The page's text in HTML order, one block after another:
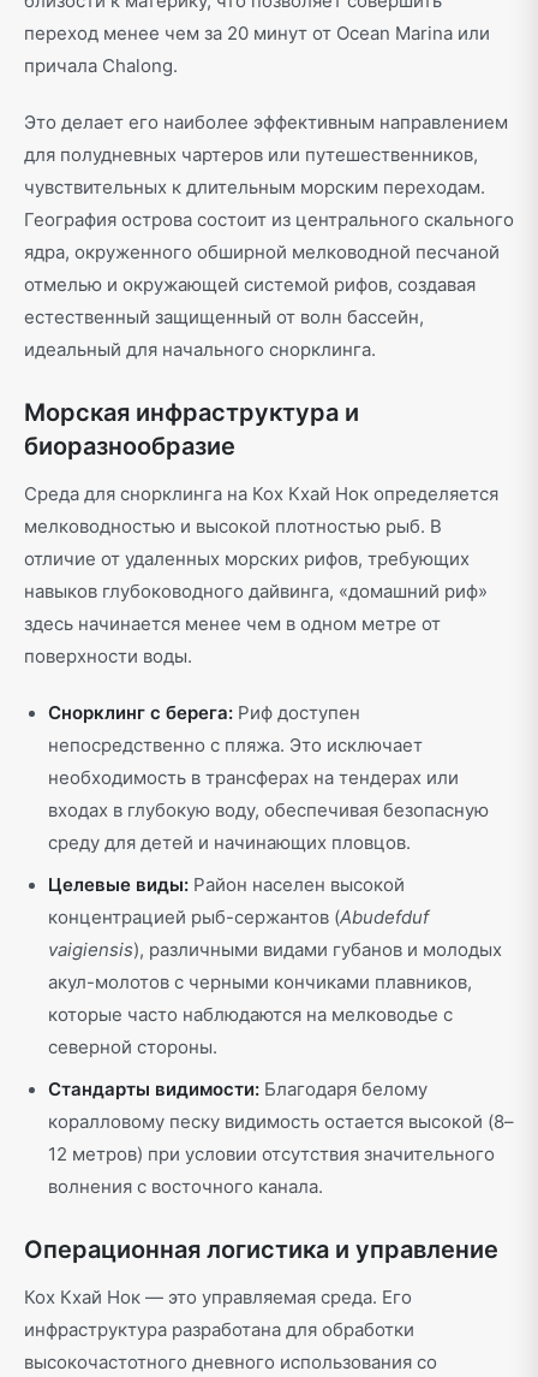
переход менее чем за 20 минут от Ocean Marina или
причала Chalong.
Это делает его наиболее эффективным направлением
для полудневных чартеров или путешественников,
чувствительных к длительным морским переходам.
География острова состоит из центрального скального
ядра, окруженного обширной мелководной песчаной
отмелью и окружающей системой рифов, создавая
естественный защищенный от волн бассейн,
идеальный для начального снорклинга.
Морская инфраструктура и
биоразнообразие
Среда для снорклинга на Кох Кхай Нок определяется
мелководностью и высокой плотностью рыб. В
отличие от удаленных морских рифов, требующих
навыков глубоководного дайвинга, «домашний риф»
здесь начинается менее чем в одном метре от
поверхности воды.
Снорклинг с берега: Риф доступен
непосредственно с пляжа. Это исключает
необходимость в трансферах на тендерах или
входах в глубокую воду, обеспечивая безопасную
среду для детей и начинающих пловцов.
Целевые виды: Район населен высокой
концентрацией рыб-сержантов (Abudefduf
vaigiensis), различными видами губанов и молодых
акул-молотов с черными кончиками плавников,
которые часто наблюдаются на мелководье с
северной стороны.
Стандарты видимости: Благодаря белому
коралловому песку видимость остается высокой (8–
12 метров) при условии отсутствия значительного
волнения с восточного канала.
Операционная логистика и управление
Кох Кхай Нок — это управляемая среда. Его
инфраструктура разработана для обработки
высокочастотного дневного использования со